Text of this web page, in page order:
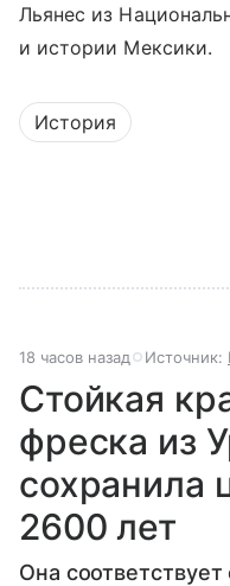
Льянес из
и истории Мексики.
История
18 часов назад Источник:
Стойкая
фреска из
сохранила
2600 лет
Она